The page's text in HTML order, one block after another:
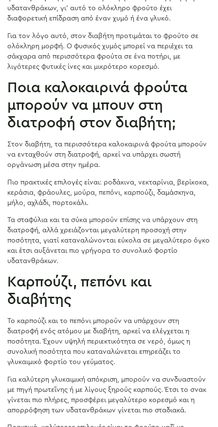
υδατανθράκων, γι’ αυτό το ολόκληρο φρούτο έχει
διαφορετική επίδραση από έναν χυμό ή ένα γλυκό.
Για τον λόγο αυτό, στον διαβήτη προτιμάται το φρούτο σε
ολόκληρη μορφή. Ο φυσικός χυμός μπορεί να περιέχει τα
σάκχαρα από περισσότερα φρούτα σε ένα ποτήρι, με
λιγότερες φυτικές ίνες και μικρότερο κορεσμό.
Ποια καλοκαιρινά φρούτα
μπορούν να μπουν στη
διατροφή στον διαβήτη;
Στον διαβήτη, τα περισσότερα καλοκαιρινά φρούτα μπορούν
να ενταχθούν στη διατροφή, αρκεί να υπάρχει σωστή
οργάνωση μέσα στην ημέρα.
Πιο πρακτικές επιλογές είναι: ροδάκινα, νεκταρίνια, βερίκοκα,
κεράσια, φράουλες, μούρα, πεπόνι, καρπούζι, δαμάσκηνα,
μήλο, αχλάδι, πορτοκάλι.
Τα σταφύλια και τα σύκα μπορούν επίσης να υπάρχουν στη
διατροφή, αλλά χρειάζονται μεγαλύτερη προσοχή στην
ποσότητα, γιατί καταναλώνονται εύκολα σε μεγαλύτερο όγκο
και έτσι αυξάνεται πιο γρήγορα το συνολικό φορτίο
υδατανθράκων.
Καρπούζι, πεπόνι και
διαβήτης
Το καρπούζι και το πεπόνι μπορούν να υπάρχουν στη
διατροφή ενός ατόμου με διαβήτη, αρκεί να ελέγχεται η
ποσότητα. Έχουν υψηλή περιεκτικότητα σε νερό, όμως η
συνολική ποσότητα που καταναλώνεται επηρεάζει το
γλυκαιμικό φορτίο του γεύματος.
Για καλύτερη γλυκαιμική απόκριση, μπορούν να συνδυαστούν
με πηγή πρωτεΐνης ή με λίγους ξηρούς καρπούς. Έτσι το σνακ
γίνεται πιο πλήρες, προσφέρει μεγαλύτερο κορεσμό και η
απορρόφηση των υδατανθράκων γίνεται πιο σταδιακά.